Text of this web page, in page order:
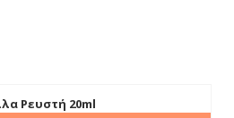
Ρευστή 20ml